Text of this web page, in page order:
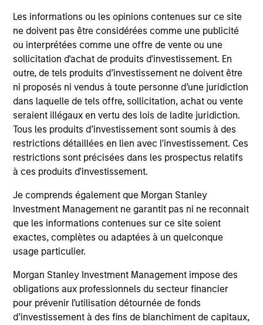
Les informations ou les opinions contenues sur ce site
ne doivent pas être considérées comme une publicité
ou interprétées comme une offre de vente ou une
sollicitation d'achat de produits d'investissement. En
outre, de tels produits d’investissement ne doivent être
ni proposés ni vendus à toute personne d’une juridiction
dans laquelle de tels offre, sollicitation, achat ou vente
seraient illégaux en vertu des lois de ladite juridiction.
Tous les produits d’investissement sont soumis à des
restrictions détaillées en lien avec l'investissement. Ces
restrictions sont précisées dans les prospectus relatifs
à ces produits d'investissement.
Je comprends également que Morgan Stanley
Investment Management ne garantit pas ni ne reconnait
que les informations contenues sur ce site soient
exactes, complètes ou adaptées à un quelconque
usage particulier.
Morgan Stanley Investment Management impose des
obligations aux professionnels du secteur financier
pour prévenir l’utilisation détournée de fonds
d’investissement à des fins de blanchiment de capitaux,
La valeur des investissements et les revenus qui
en découlent varieront et rien ne garantit que le
Fonds atteigne ses objectifs d’investissement.
Caractéristiques du fonds
Les performances passées ne sont pas un
indicateur fiable des résultats futurs. Les